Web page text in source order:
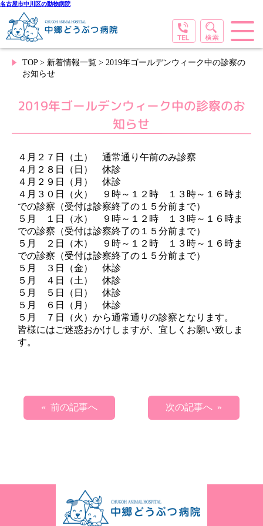
名古屋市中川区の動物病院
TOP> 新着情報一覧 > 2019年ゴールデンウィーク中の診察の
お知らせ
2019年ゴールデンウィーク中の診察のお
知らせ
４月２７日（土） 通常通り午前のみ診察
４月２８日（日） 休診
４月２９日（月） 休診
４月３０日（火） ９時～１２時 １３時～１６時ま
での診察（受付は診察終了の１５分前まで）
５月 １日（水） ９時～１２時 １３時～１６時ま
での診察（受付は診察終了の１５分前まで）
５月 ２日（木） ９時～１２時 １３時～１６時ま
での診察（受付は診察終了の１５分前まで）
５月 ３日（金） 休診
５月 ４日（土） 休診
５月 ５日（日） 休診
５月 ６日（月） 休診
５月 ７日（火）から通常通りの診察となります。
皆様にはご迷惑おかけしますが、宜しくお願い致しま
す。
« 前の記事へ 次の記事へ »